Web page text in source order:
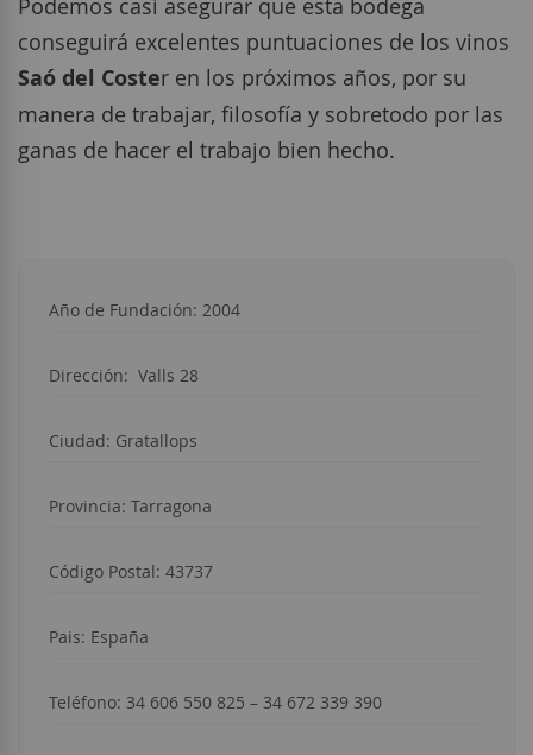
Podemos casi asegurar que esta bodega
conseguirá excelentes puntuaciones de los vinos
Saó del Coster en los próximos años, por su
manera de trabajar, filosofía y sobretodo por las
ganas de hacer el trabajo bien hecho.
Año de Fundación: 2004
Dirección: Valls 28
Ciudad: Gratallops
Provincia: Tarragona
Código Postal: 43737
Pais: España
Teléfono: 34 606 550 825 – 34 672 339 390